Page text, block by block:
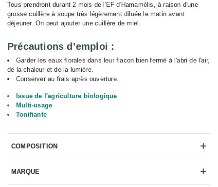
Tous prendront durant 2 mois de l'EF d'Hamamélis, à raison d'une
grosse cuillère à soupe très légèrement diluée le matin avant
déjeuner. On peut ajouter une cuillère de miel.
Précautions d’emploi :
Garder les eaux florales dans leur flacon bien fermé à l'abri de l'air,
de la chaleur et de la lumière.
Conserver au frais après ouverture.
Issue de l'agriculture biologique
Multi-usage
Tonifiante
COMPOSITION
MARQUE